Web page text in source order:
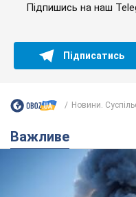
Підпишись на наш
Підписатись
Новини.
Важливе